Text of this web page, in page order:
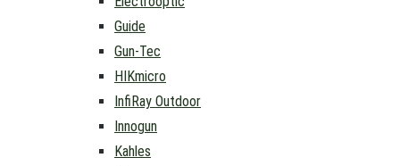
Guide
Gun-Tec
HIKmicro
InfiRay Outdoor
Innogun
Kahles